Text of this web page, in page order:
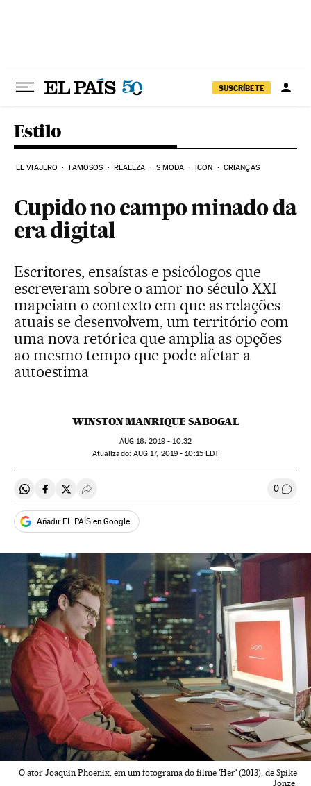
SUSCRÍBETE
Estilo
EL VIAJERO FAMOSOS REALEZA S MODA ICON CRIANÇAS
Cupido no campo minado da
era digital
Escritores, ensaístas e psicólogos que
escreveram sobre o amor no século XXI
mapeiam o contexto em que as relações
atuais se desenvolvem, um território com
uma nova retórica que amplia as opções
ao mesmo tempo que pode afetar a
autoestima
WINSTON MANRIQUE SABOGAL
AUG 16, 2019 - 10:32
atualizado: AUG 17, 2019 - 10:15EDT
Compartir en Whatsapp
Compartir en Facebook
Compartir en Twitter
Desplegar Redes Sociales 0
Añadir EL PAÍS en Google
O ator Joaquin Phoenix, em um fotograma do filme 'Her' (2013), de Spike
Jonze.